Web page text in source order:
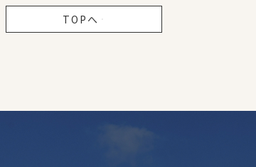
TOPへ